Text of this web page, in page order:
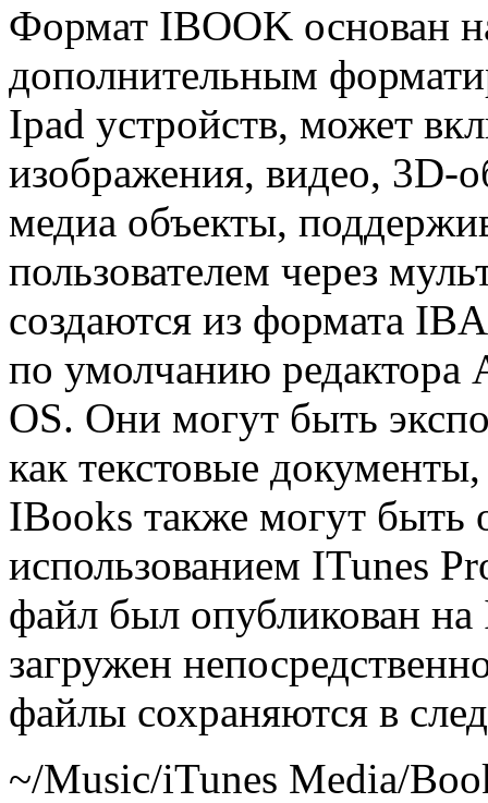
Формат IBOOK основан
дополнительным
Ipad устройств, может
изображения, видео, 3D-
медиа объекты,
пользователем через
создаются из формата
по умолчанию
OS. Они могут быть
как текстовые
IBooks также могут быть
использованием ITunes
файл был опубликован
загружен
файлы сохраняются в
~/Music/iTunes Media/